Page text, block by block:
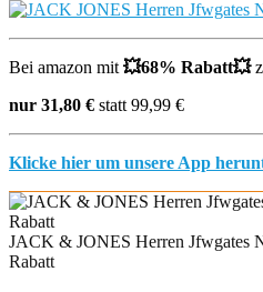
Bei amazon mit 💥68% Rabatt💥
nur 31,80 € statt 99,99 €
Klicke hier um unsere App
JACK & JONES Herren Jfwgates
Rabatt